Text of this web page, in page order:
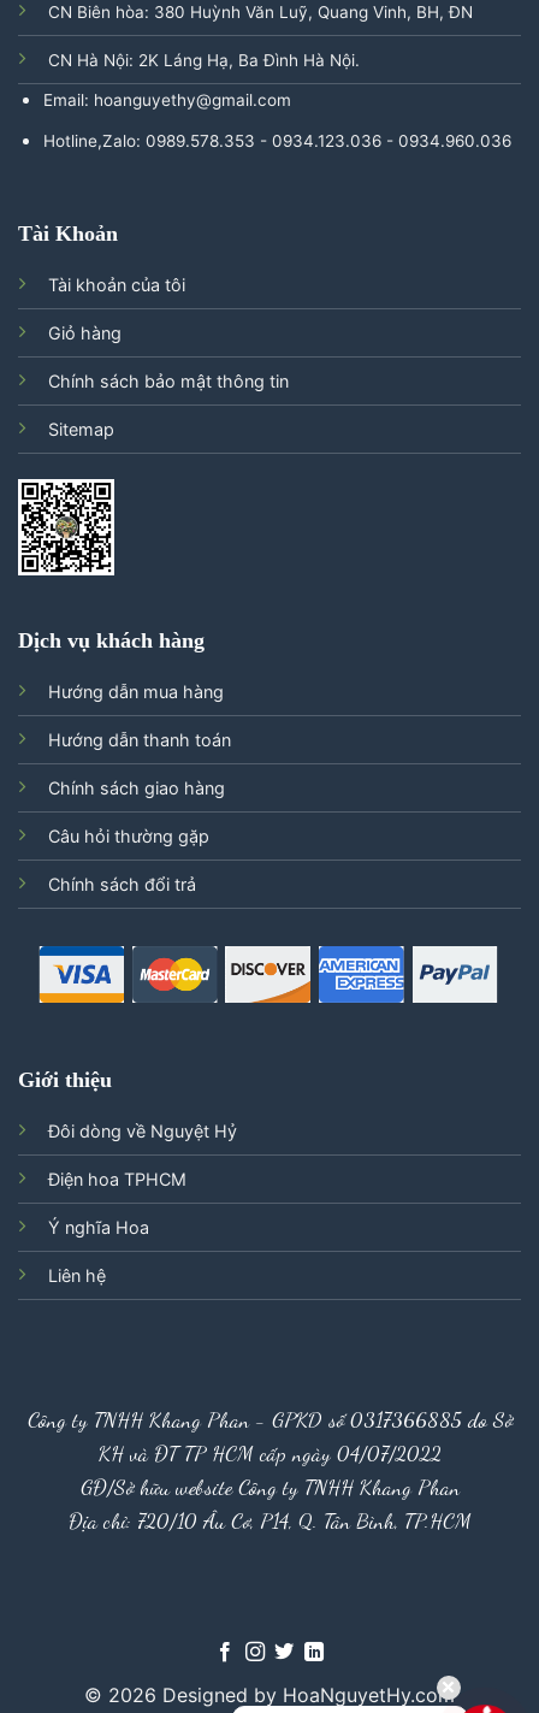
CN Biên hòa: 380 Huỳnh Văn Luỹ, Quang Vinh, BH, ĐN
CN Hà Nội: 2K Láng Hạ, Ba Đình Hà Nội.
Email: hoanguyethy@gmail.com
Hotline,Zalo: 0989.578.353 - 0934.123.036 - 0934.960.036
Tài Khoản
Tài khoản của tôi
Giỏ hàng
Chính sách bảo mật thông tin
Sitemap
Dịch vụ khách hàng
Hướng dẫn mua hàng
Hướng dẫn thanh toán
Chính sách giao hàng
Câu hỏi thường gặp
Chính sách đổi trả
Giới thiệu
Đôi dòng về Nguyệt Hỷ
Điện hoa TPHCM
Ý nghĩa Hoa
Liên hệ
Công ty TNHH Khang Phan - GPKD số 0317366885 do Sở
KH và ĐT TP HCM cấp ngày 04/07/2022
GĐ/Sở hữu website Công ty TNHH Khang Phan
Địa chỉ: 720/10 Âu Cơ, P14, Q. Tân Bình, TP.HCM
© 2026 Designed by HoaNguyetHy.com